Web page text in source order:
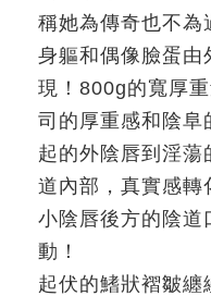
稱她為傳奇也不為
身軀和偶像臉蛋由
現！ 800g的寬厚
司的厚重感和陰阜
起的外陰唇到淫蕩
道內部，真實感轉
小陰唇後方的陰道
動！
起伏的鰭狀褶皺纏